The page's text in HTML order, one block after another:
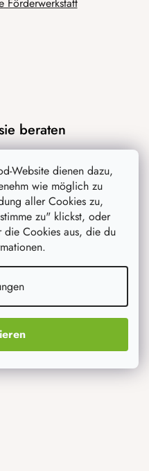
Website dienen dazu,
wie möglich zu
aller Cookies zu,
zu" klickst, oder
die Cookies aus, die du
Förderwerkstatt
beraten
am meisten